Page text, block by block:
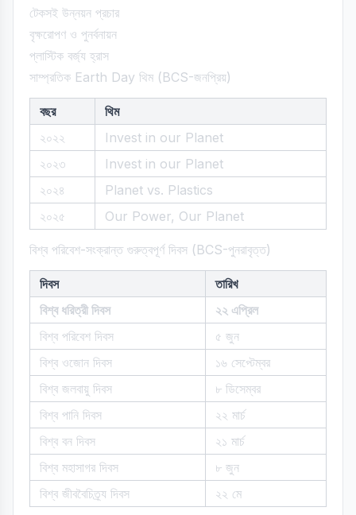
টেকসই উন্নয়ন প্রচার
বৃক্ষরোপণ ও পুনর্বনায়ন
প্লাস্টিক বর্জ্য হ্রাস
সাম্প্রতিক Earth Day থিম (BCS-জনপ্রিয়)
বছর
থিম
২০২২
Invest in our Planet
২০২৩
Invest in our Planet
২০২৪
Planet vs. Plastics
২০২৫
Our Power, Our Planet
বিশ্ব পরিবেশ-সংক্রান্ত গুরুত্বপূর্ণ দিবস (BCS-পুনরাবৃত্ত)
দিবস
তারিখ
বিশ্ব ধরিত্রী দিবস
২২ এপ্রিল
বিশ্ব পরিবেশ দিবস
৫ জুন
বিশ্ব ওজোন দিবস
১৬ সেপ্টেম্বর
বিশ্ব জলবায়ু দিবস
৮ ডিসেম্বর
বিশ্ব পানি দিবস
২২ মার্চ
বিশ্ব বন দিবস
২১ মার্চ
বিশ্ব মহাসাগর দিবস
৮ জুন
বিশ্ব জীববৈচিত্র্য দিবস
২২ মে